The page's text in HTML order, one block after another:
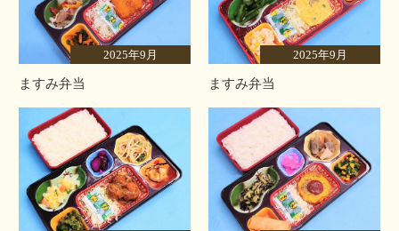
2025年9月
ますみ弁当
2025年9月
ますみ弁当